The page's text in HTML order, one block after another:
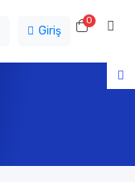
Giriş
0Sepet